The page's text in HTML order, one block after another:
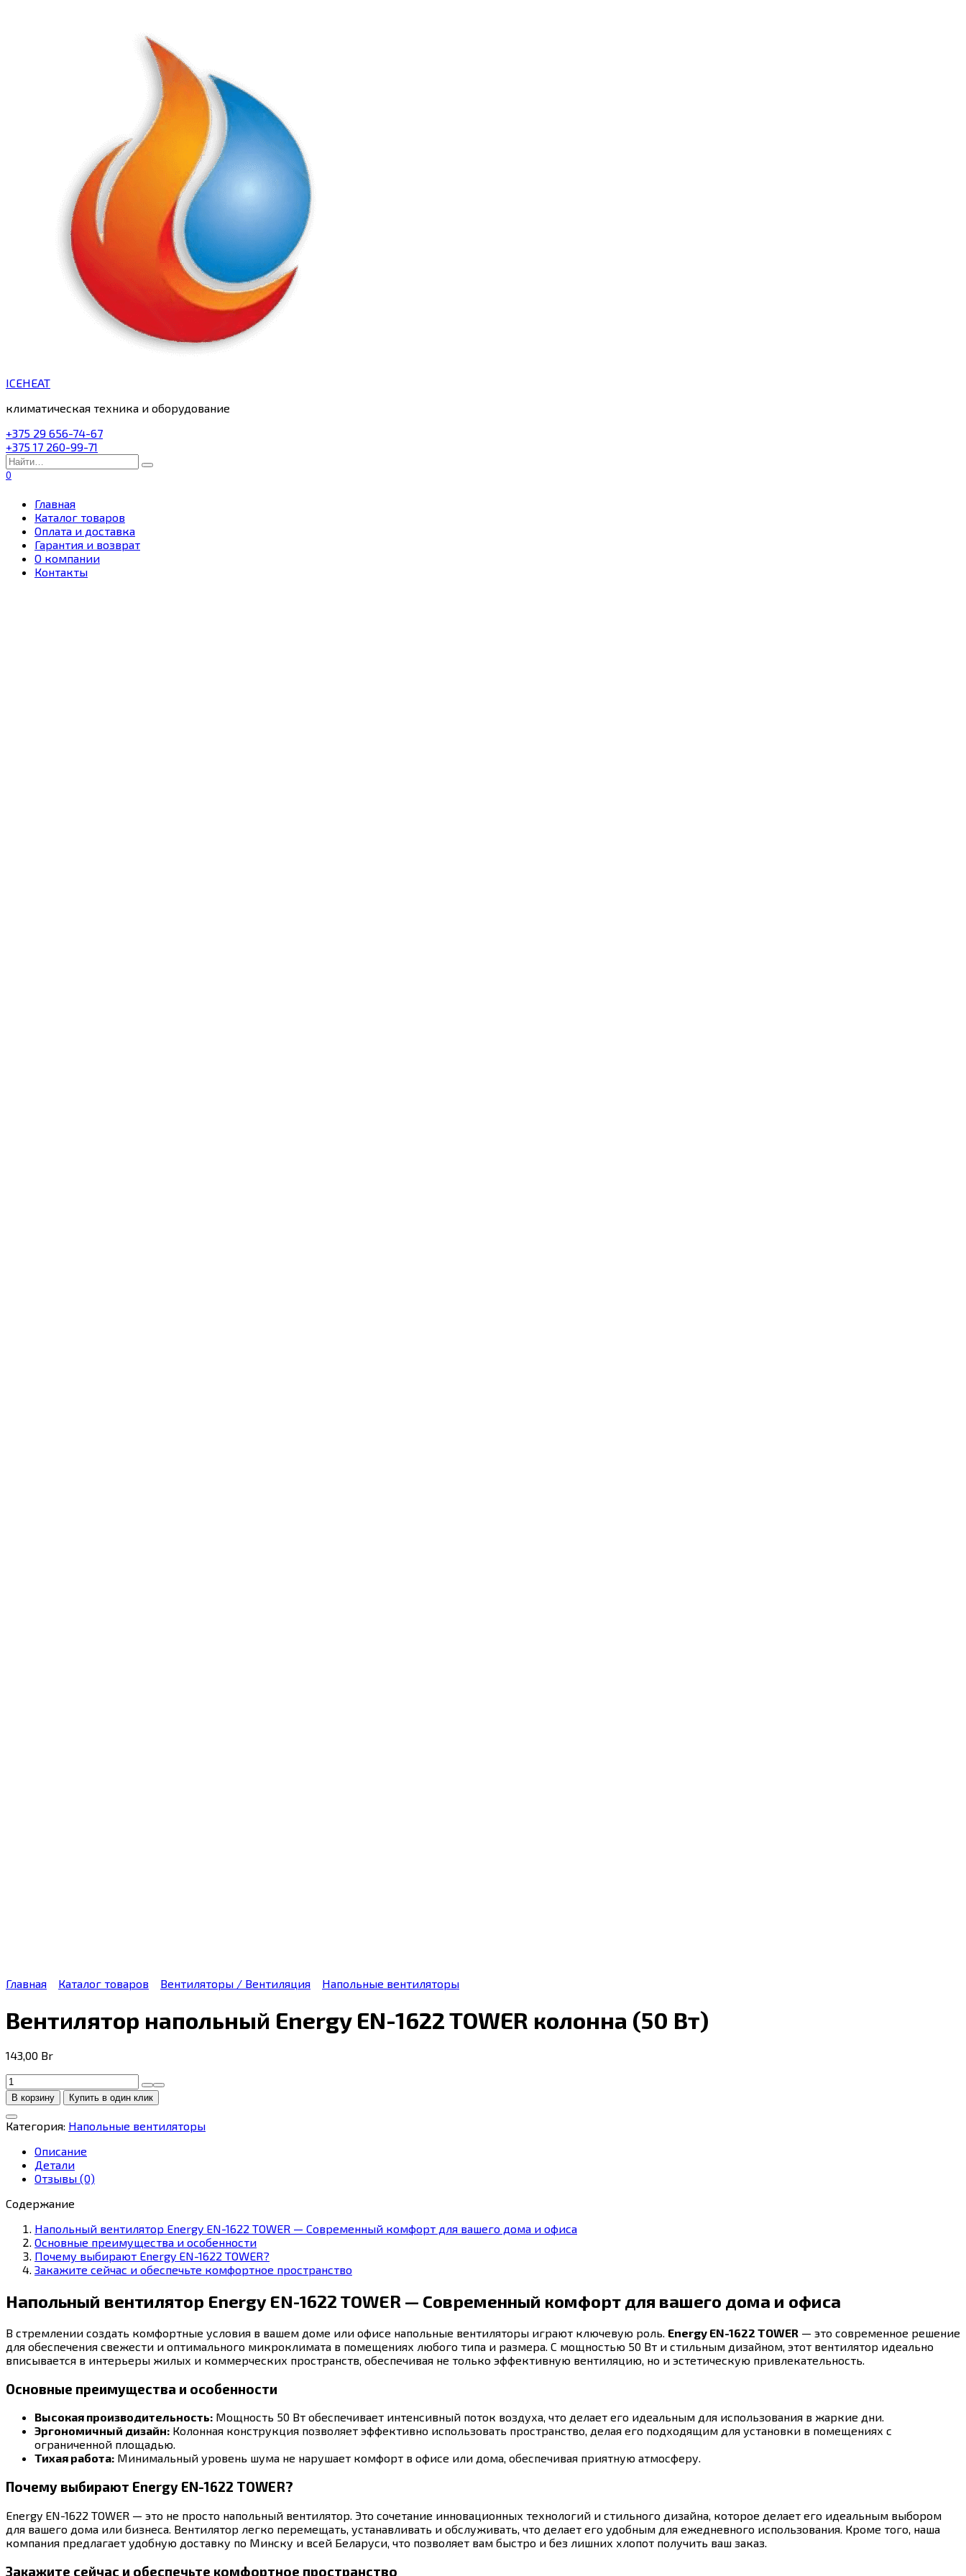
ICEHEAT
климатическая техника и оборудование
+375 29 656-74-67
+375 17 260-99-71
Search
for:
0
Главная
Каталог товаров
Оплата и доставка
Гарантия и возврат
О компании
Контакты
Главная Каталог товаров Вентиляторы / Вентиляция Напольные вентиляторы
Вентилятор напольный Energy EN-1622 TOWER колонна (50 Вт)
143,00 Br
Количество
товара
Вентилятор
напольный
Energy
EN-
1622
TOWER
(50
В корзину Купить в один клик
Категория: Напольные вентиляторы
Описание
Детали
Отзывы (0)
Содержание
Напольный вентилятор Energy EN-1622 TOWER — Современный комфорт для вашего дома и офиса
Основные преимущества и особенности
Почему выбирают Energy EN-1622 TOWER?
Закажите сейчас и обеспечьте комфортное пространство
Напольный вентилятор Energy EN-1622 TOWER — Современный комфорт для вашего дома и офиса
В стремлении создать комфортные условия в вашем доме или офисе напольные вентиляторы играют ключевую роль. Energy EN-1622 TOWER — это современное решение
для обеспечения свежести и оптимального микроклимата в помещениях любого типа и размера. С мощностью 50 Вт и стильным дизайном, этот вентилятор идеально
вписывается в интерьеры жилых и коммерческих пространств, обеспечивая не только эффективную вентиляцию, но и эстетическую привлекательность.
Основные преимущества и особенности
Высокая производительность: Мощность 50 Вт обеспечивает интенсивный поток воздуха, что делает его идеальным для использования в жаркие дни.
Эргономичный дизайн: Колонная конструкция позволяет эффективно использовать пространство, делая его подходящим для установки в помещениях с
ограниченной площадью.
Тихая работа: Минимальный уровень шума не нарушает комфорт в офисе или дома, обеспечивая приятную атмосферу.
Почему выбирают Energy EN-1622 TOWER?
Energy EN-1622 TOWER — это не просто напольный вентилятор. Это сочетание инновационных технологий и стильного дизайна, которое делает его идеальным выбором
для вашего дома или бизнеса. Вентилятор легко перемещать, устанавливать и обслуживать, что делает его удобным для ежедневного использования. Кроме того, наша
компания предлагает удобную доставку по Минску и всей Беларуси, что позволяет вам быстро и без лишних хлопот получить ваш заказ.
Закажите сейчас и обеспечьте комфортное пространство